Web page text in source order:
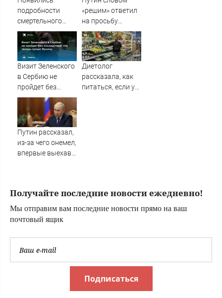
подробности
смертельного
ДТП с
мотоциклом в
Твери
«решим» ответил
на просьбу
о помощи
школьника
в Бурятии
Визит Зеленского
в Сербию не
пройдет без
последствий: что
теперь грозит
Вучичу
Диетолог
рассказала, как
питаться, если у
Путин рассказал,
из-за чего онемел,
впервые выехав
Получайте последние новости ежедневно!
Мы отправим вам последние новости прямо на ваш
почтовый ящик
Подписаться